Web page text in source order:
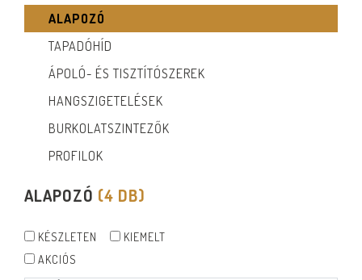
ALAPOZÓ
TAPADÓHÍD
ÁPOLÓ- ÉS TISZTÍTÓSZEREK
HANGSZIGETELÉSEK
BURKOLATSZINTEZŐK
PROFILOK
ALAPOZÓ (4 DB)
KÉSZLETEN
KIEMELT
AKCIÓS